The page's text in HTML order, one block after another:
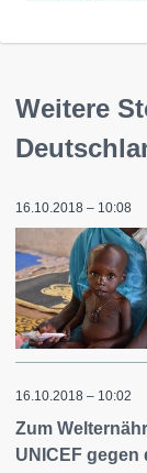
Weitere
16.10.2018 – 10:08
16.10.2018 – 10:02
Zum
UNICEF gegen